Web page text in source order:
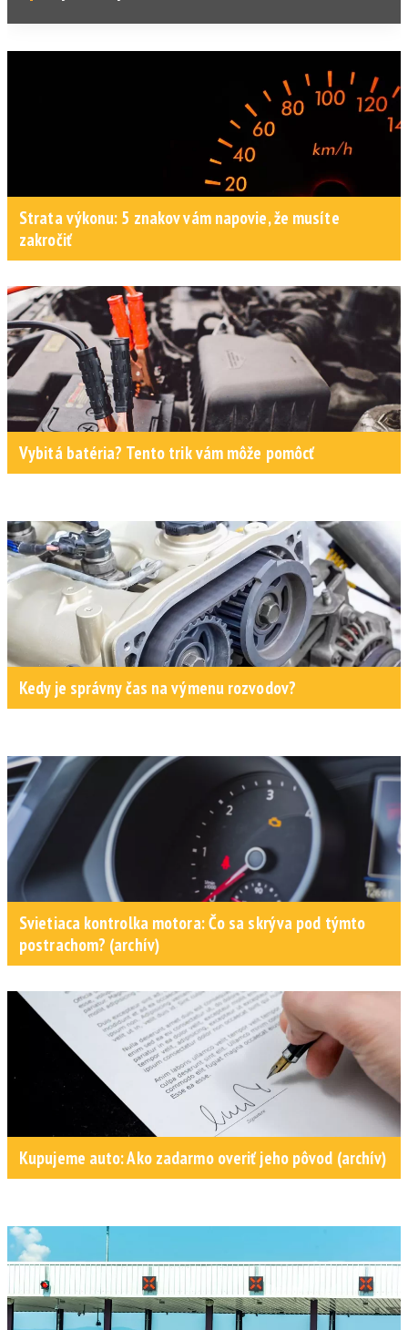
Strata výkonu: 5 znakov vám napovie, že musíte
zakročiť
Vybitá batéria? Tento trik vám môže pomôcť
Kedy je správny čas na výmenu rozvodov?
Svietiaca kontrolka motora: Čo sa skrýva pod týmto
postrachom? (archív)
Kupujeme auto: Ako zadarmo overiť jeho pôvod (archív)